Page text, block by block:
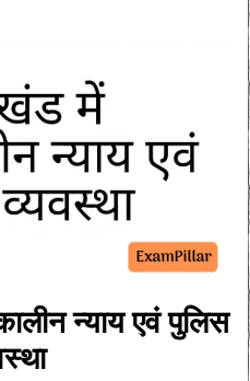
न्याय एवं पुलिस